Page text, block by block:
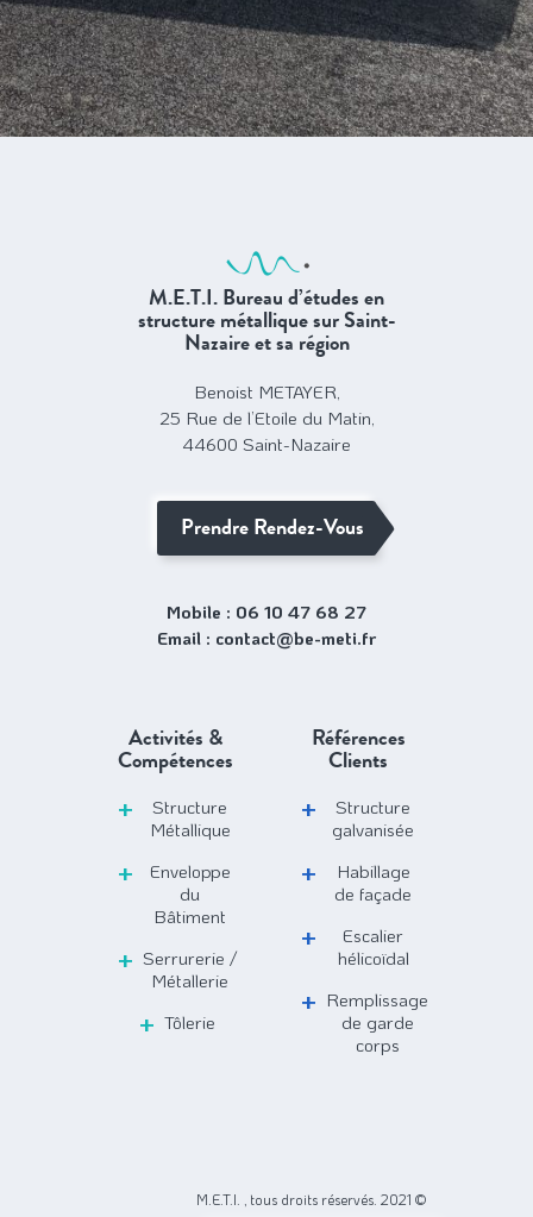
M.E.T.I. Bureau d’études en
structure métallique sur Saint-
Nazaire et sa région
Benoist METAYER,
25 Rue de l’Etoile du Matin,
44600 Saint-Nazaire
Prendre Rendez-Vous
Mobile :
Email :
Activités &
Compétences
Structure
Métallique
Enveloppe
du
Bâtiment
Serrurerie /
Métallerie
Tôlerie
Références
Clients
Structure
galvanisée
Habillage
de façade
Escalier
hélicoïdal
Remplissage
de garde
corps
M.E.T.I. , tous droits réservés. 2021 ©